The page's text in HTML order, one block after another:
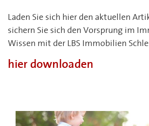
Laden Sie sich hier den aktuellen
sichern Sie sich den Vorsprung im
Wissen mit der LBS Immobilien
hier downloaden